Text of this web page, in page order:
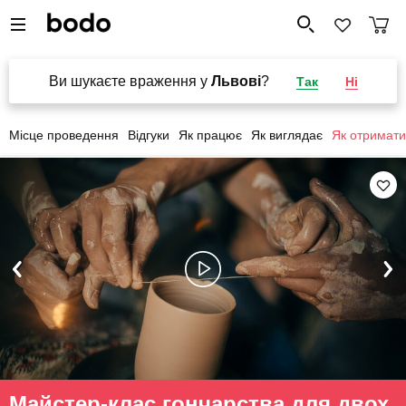
Ви шукаєте враження у Львові? Так Ні
Місце проведення Відгуки Як працює Як виглядає Як отримати